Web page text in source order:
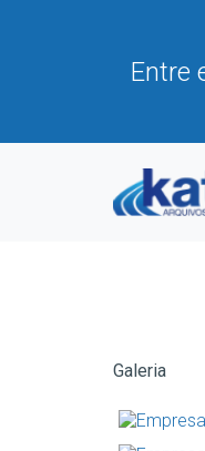
Entre
Galeria